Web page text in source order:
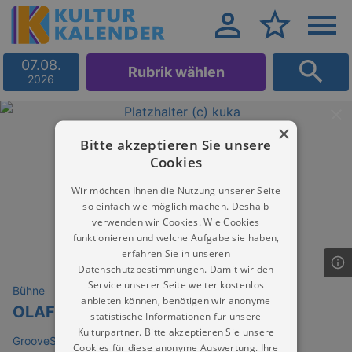
07.08.
2026 Rubrik wählen
Bühne
OLAF SCHUBERT
GrooveStation
×
Bitte akzeptieren Sie unsere
Cookies
Wir möchten Ihnen die Nutzung unserer Seite
so einfach wie möglich machen. Deshalb
verwenden wir Cookies. Wie Cookies
funktionieren und welche Aufgabe sie haben,
erfahren Sie in unseren
Datenschutzbestimmungen. Damit wir den
Service unserer Seite weiter kostenlos
anbieten können, benötigen wir anonyme
statistische Informationen für unsere
Kulturpartner. Bitte akzeptieren Sie unsere
Cookies für diese anonyme Auswertung. Ihre